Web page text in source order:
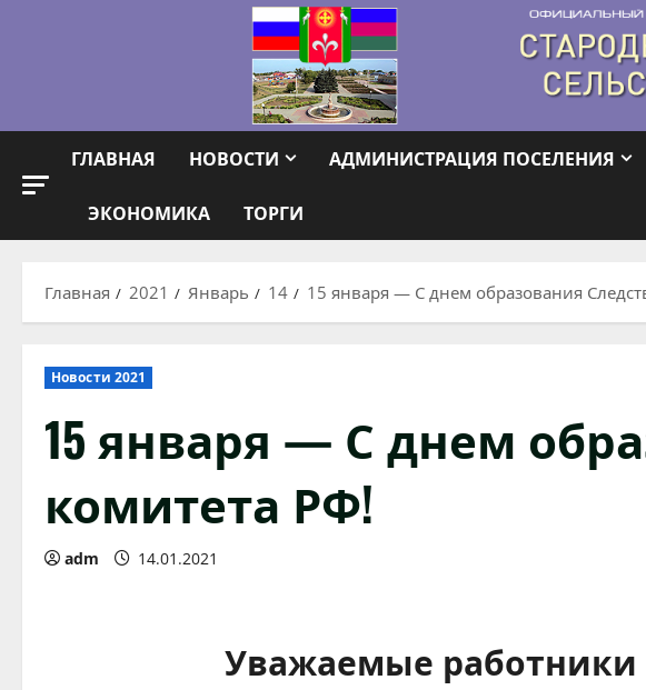
ГЛАВНАЯ НОВОСТИ АДМИНИСТРАЦИЯ ПОСЕЛЕНИЯ
ЭКОНОМИКА ТОРГИ
Главная 2021 Январь 14 15 января — С днем образования
Новости 2021
15 января — С днем
комитета РФ!
adm 14.01.2021
Уважаемые работники